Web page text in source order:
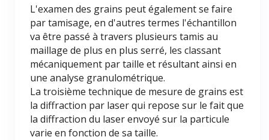
L'examen des grains peut également se faire
par tamisage, en d'autres termes l'échantillon
va être passé à travers plusieurs tamis au
maillage de plus en plus serré, les classant
mécaniquement par taille et résultant ainsi en
une analyse granulométrique.
La troisième technique de mesure de grains est
la diffraction par laser qui repose sur le fait que
la diffraction du laser envoyé sur la particule
varie en fonction de sa taille.